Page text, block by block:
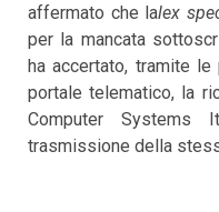
affermato che lalex
per la mancata
ha accertato, tramite
portale telematico, la
Computer Systems
trasmissione della